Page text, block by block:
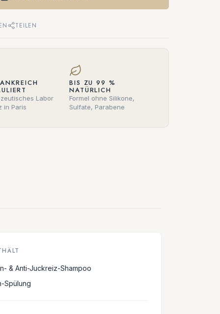
TEILEN
Labor
in Paris
BIS ZU 99 %
NATÜRLICH
Formel ohne Silikone,
Sulfate, Parabene
& Anti-Juckreiz-Shampoo
Spülung